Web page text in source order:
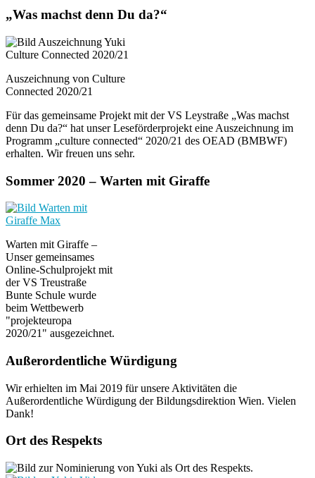
„Was machst denn Du da?“
Auszeichnung von Culture
Connected 2020/21
Für das gemeinsame Projekt mit der VS Leystraße „Was machst
denn Du da?“ hat unser Leseförderprojekt eine Auszeichnung im
Programm „culture connected“ 2020/21 des OEAD (BMBWF)
erhalten. Wir freuen uns sehr.
Sommer 2020 – Warten mit Giraffe
Warten mit Giraffe –
Unser gemeinsames
Online-Schulprojekt mit
der VS Treustraße
Bunte Schule wurde
beim Wettbewerb
"projekteuropa
2020/21" ausgezeichnet.
Außerordentliche Würdigung
Wir erhielten im Mai 2019 für unsere Aktivitäten die
Außerordentliche Würdigung der Bildungsdirektion Wien. Vielen
Dank!
Ort des Respekts